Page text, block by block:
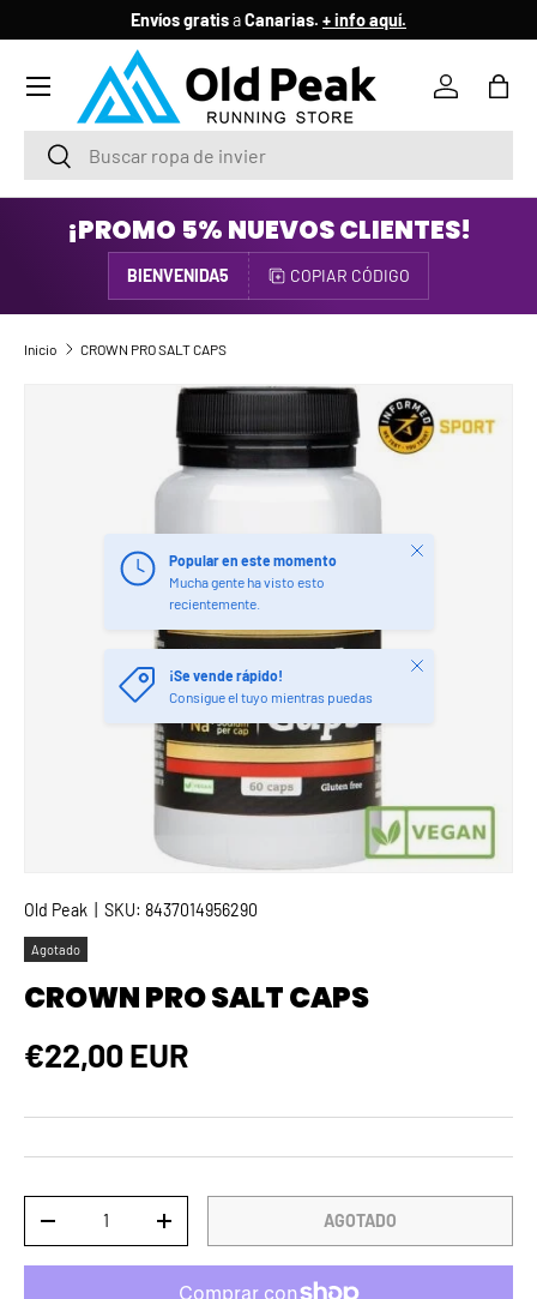
IR AL CONTENIDO
Envíos gratisaCanarias. + info aquí.
BuscarBuscar
Iniciar
Menú
¡PROMO 5% NUEVOS CLIENTES!
BIENVENIDA5 COPIAR CÓDIGO
Inicio CROWN PRO SALT CAPS
IR DIRECTAMENTE A LA INFORMACIÓN DEL PRODUCTO
Popular en este momento
Mucha gente ha visto esto
recientemente.
Cerrar
¡Se vende rápido!
Consigue el tuyo mientras puedas
Cerrar
Old Peak SKU: 8437014956290
Agotado
CROWN PRO SALT CAPS
Precio normal
€22,00 EUR
DISMINUIR CANTIDADAUMENTAR LA CANTIDADAGOTADO